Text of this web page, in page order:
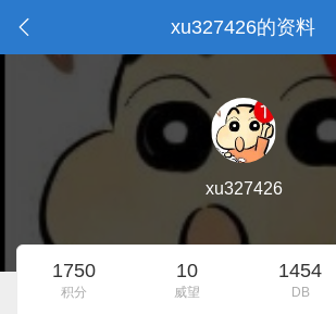
xu327426的资料
xu327426
1750
积分
10
威望
1454
DB